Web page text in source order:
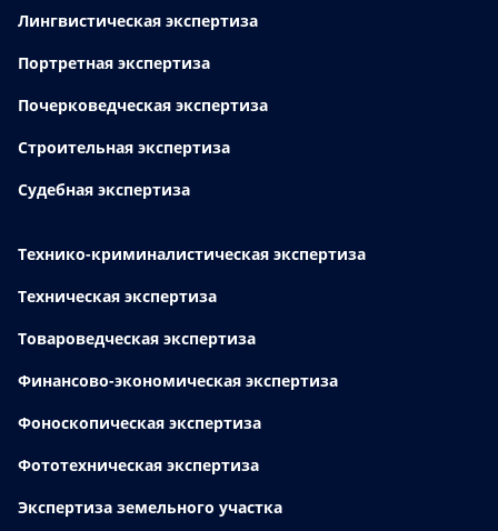
Лингвистическая экспертиза
Портретная экспертиза
Почерковедческая экспертиза
Строительная экспертиза
Судебная экспертиза
Технико-криминалистическая экспертиза
Техническая экспертиза
Товароведческая экспертиза
Финансово-экономическая экспертиза
Фоноскопическая экспертиза
Фототехническая экспертиза
Экспертиза земельного участка